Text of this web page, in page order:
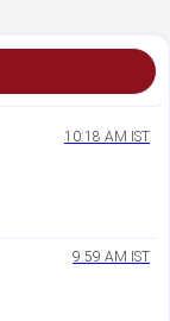
10:18 AM IST
9:59 AM IST